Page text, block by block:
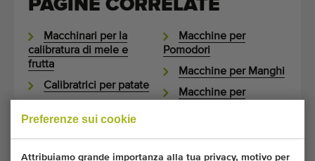
Preferenze sui cookie
Attribuiamo grande importanza alla tua privacy, motivo per
PAGINE CORRELATE
Macchinari per la
calibratura di mele e
frutta
Calibratrici per patate
Macchine per
Pomodori
Macchine per Manghi
Macchine per
dolce (Batatas)